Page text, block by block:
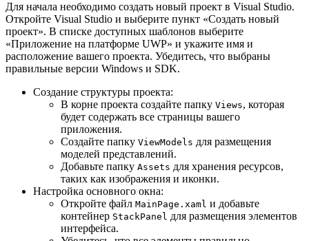
Для начала необходимо создать новый проект в Visual Studio.
Откройте Visual Studio и выберите пункт «Создать новый
проект». В списке доступных шаблонов выберите
«Приложение на платформе UWP» и укажите имя и
расположение вашего проекта. Убедитесь, что выбраны
правильные версии Windows и SDK.
Создание структуры проекта:
В корне проекта создайте папку Views, которая
будет содержать все страницы вашего
приложения.
Создайте папку ViewModels для размещения
моделей представлений.
Добавьте папку Assets для хранения ресурсов,
таких как изображения и иконки.
Настройка основного окна:
Откройте файл MainPage.xaml и добавьте
контейнер StackPanel для размещения элементов
интерфейса.